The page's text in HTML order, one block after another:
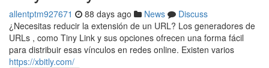
allentptm927671 88 days ago News
Discuss
¿Necesitas reducir la extensión de un URL? Los generadores de
URLs , como Tiny Link y sus opciones ofrecen una forma fácil
para distribuir esas vínculos en redes online. Existen varios
https://xbitly.com/